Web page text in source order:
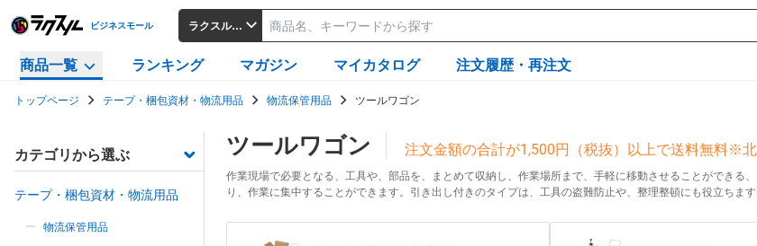
ビジネスモール ラクスルビジネスモール
商品一覧 ランキング マガジン マイカタログ 注文履歴・再注文
トップページ テープ・梱包資材・物流用品 物流保管用品 ツールワゴン
カテゴリから選ぶ
テープ・梱包資材・物流用品
物流保管用品
ツールワゴン 注文金額の合計が1,500円（税抜）以上で送料無料※
作業現場で必要となる、工具や、部品を、まとめて収納し、作業場所まで、手軽に移動させることができ
り、作業に集中することができます。引き出し付きのタイプは、工具の盗難防止や、整理整頓にも役立ちま